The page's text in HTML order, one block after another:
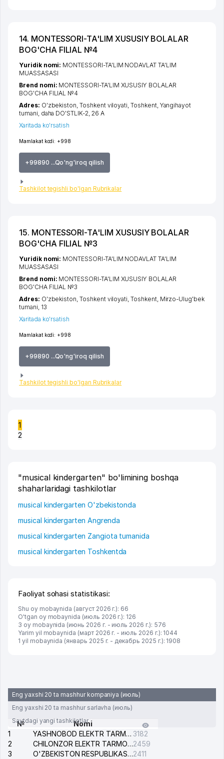
14. MONTESSORI-TA'LIM XUSUSIY BOLALAR
BOG'CHA FILIAL №4
Mamlakat kodi: +998
+99890 ...Qo'ng'iroq qilish
Tashkilot tegishli bo'lgan Rubrikalar
Yuridik nomi: MONTESSORI-TA'LIM NODAVLAT TA'LIM
MUASSASASI
Brend nomi: MONTESSORI-TA'LIM XUSUSIY BOLALAR
BOG'CHA FILIAL №4
Adres: O'zbekiston,Toshkent viloyati ,Toshkent, Yangihayot
tumani daha DO'STLIK-2 , 26 A
Xaritada ko'rsatish
15. MONTESSORI-TA'LIM XUSUSIY BOLALAR
BOG'CHA FILIAL №3
Mamlakat kodi: +998
+99890 ...Qo'ng'iroq qilish
Tashkilot tegishli bo'lgan Rubrikalar
Yuridik nomi: MONTESSORI-TA'LIM NODAVLAT TA'LIM
MUASSASASI
Brend nomi: MONTESSORI-TA'LIM XUSUSIY BOLALAR
BOG'CHA FILIAL №3
Adres: O'zbekiston,Toshkent viloyati,Toshkent, Mirzo-Ulug'bek
tumani, 13
Xaritada ko'rsatish
1
2
"musical kindergarten" bo'limining boshqa
shaharlaridagi tashkilotlar
musical kindergarten O'zbekistonda
musical kindergarten Angrenda
musical kindergarten Zangiota tumanida
musical kindergarten Toshkentda
Faoliyat sohasi statistikasi:
Shu oy mobaynida (август 2026 г.): 66
O'tgan oy mobaynida (июль 2026 г.): 126
3 oy mobaynida (июнь 2026 г. - июль 2026 г.): 576
Yarim yil mobaynida (март 2026 г. - июль 2026 г.): 1044
1 yil mobaynida (январь 2025 г. - декабрь 2025 г.): 1908
Eng yaxshi 20 ta mashhur kompaniya (июль)
Eng yaxshi 20 ta mashhur sarlavha (июль)
Saytdagi yangi tashkilotlar
№
Nomi
1
YASHNOBOD ELEKTR TARMOG'I NOSOZLIKLARI XIZMATI 3182
2
CHILONZOR ELEKTR TARMOG'I NOSOZLIK XIZMATI2459
3
O'ZBEKISTON RESPUBLIKASI BOSH PROKURATURASI ISHONCH TELEFONI2411